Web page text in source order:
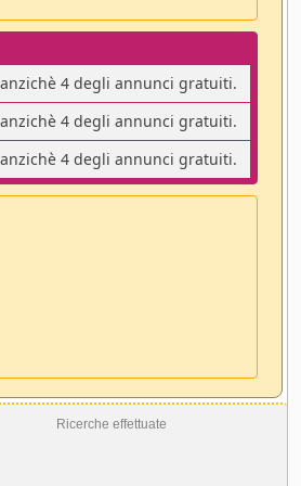
4 degli annunci gratuiti.
4 degli annunci gratuiti.
4 degli annunci gratuiti.
Ricerche effettuate